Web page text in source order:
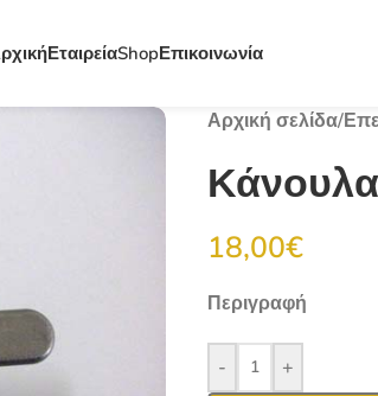
ΕταιρείαShopΕπικοινωνία
Αρχική σελίδα/
18,00€
Περιγραφή
- +